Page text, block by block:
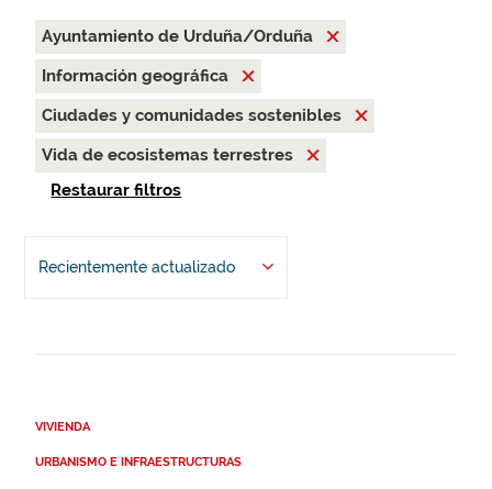
Ayuntamiento de Urduña/Orduña
Información geográfica
Ciudades y comunidades sostenibles
Vida de ecosistemas terrestres
Restaurar filtros
Recientemente actualizado
VIVIENDA
URBANISMO E INFRAESTRUCTURAS